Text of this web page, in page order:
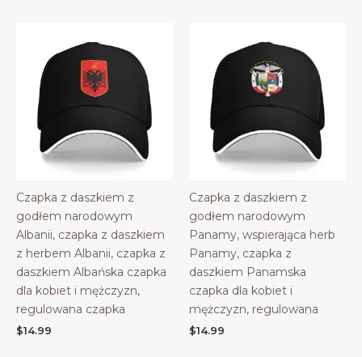
Czapka z daszkiem z
godłem narodowym
Albanii, czapka z daszkiem
z herbem Albanii, czapka z
daszkiem Albańska czapka
dla kobiet i mężczyzn,
regulowana czapka
$14.99
Czapka z daszkiem z
godłem narodowym
Panamy, wspierająca herb
Panamy, czapka z
daszkiem Panamska
czapka dla kobiet i
mężczyzn, regulowana
$14.99